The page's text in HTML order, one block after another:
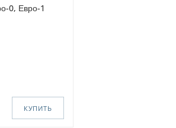
0, Евро-1
КУПИТЬ